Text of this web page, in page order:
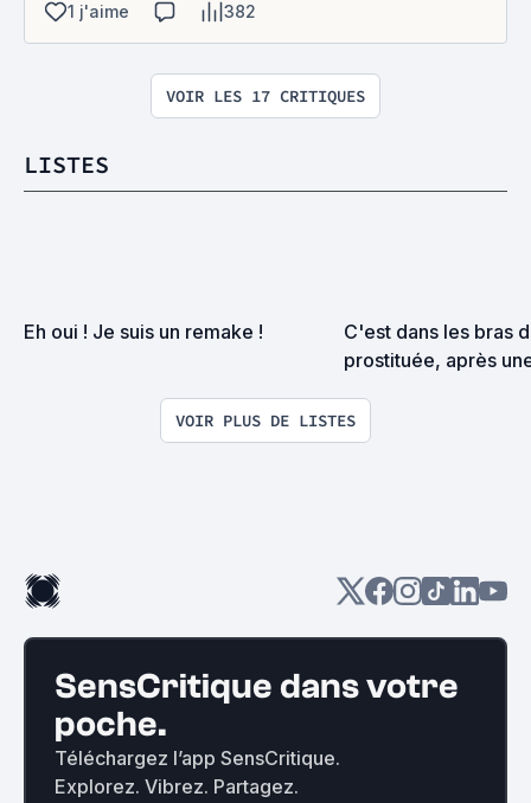
1 j'aime
382
VOIR LES 17 CRITIQUES
LISTES
Eh oui ! Je suis un remake !
C'est dans les bras
prostituée, après
de Bitche, périt
Vous ne pûtes rien y
VOIR PLUS DE LISTES
SensCritique dans votre
poche.
Téléchargez l’app SensCritique.
Explorez. Vibrez. Partagez.